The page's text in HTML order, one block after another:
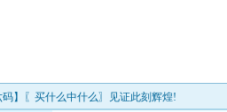
码】〖买什么中什么〗见证此刻辉煌!